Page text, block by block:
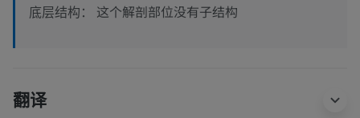
底层结构： 这个解剖部位没有子结构
翻译